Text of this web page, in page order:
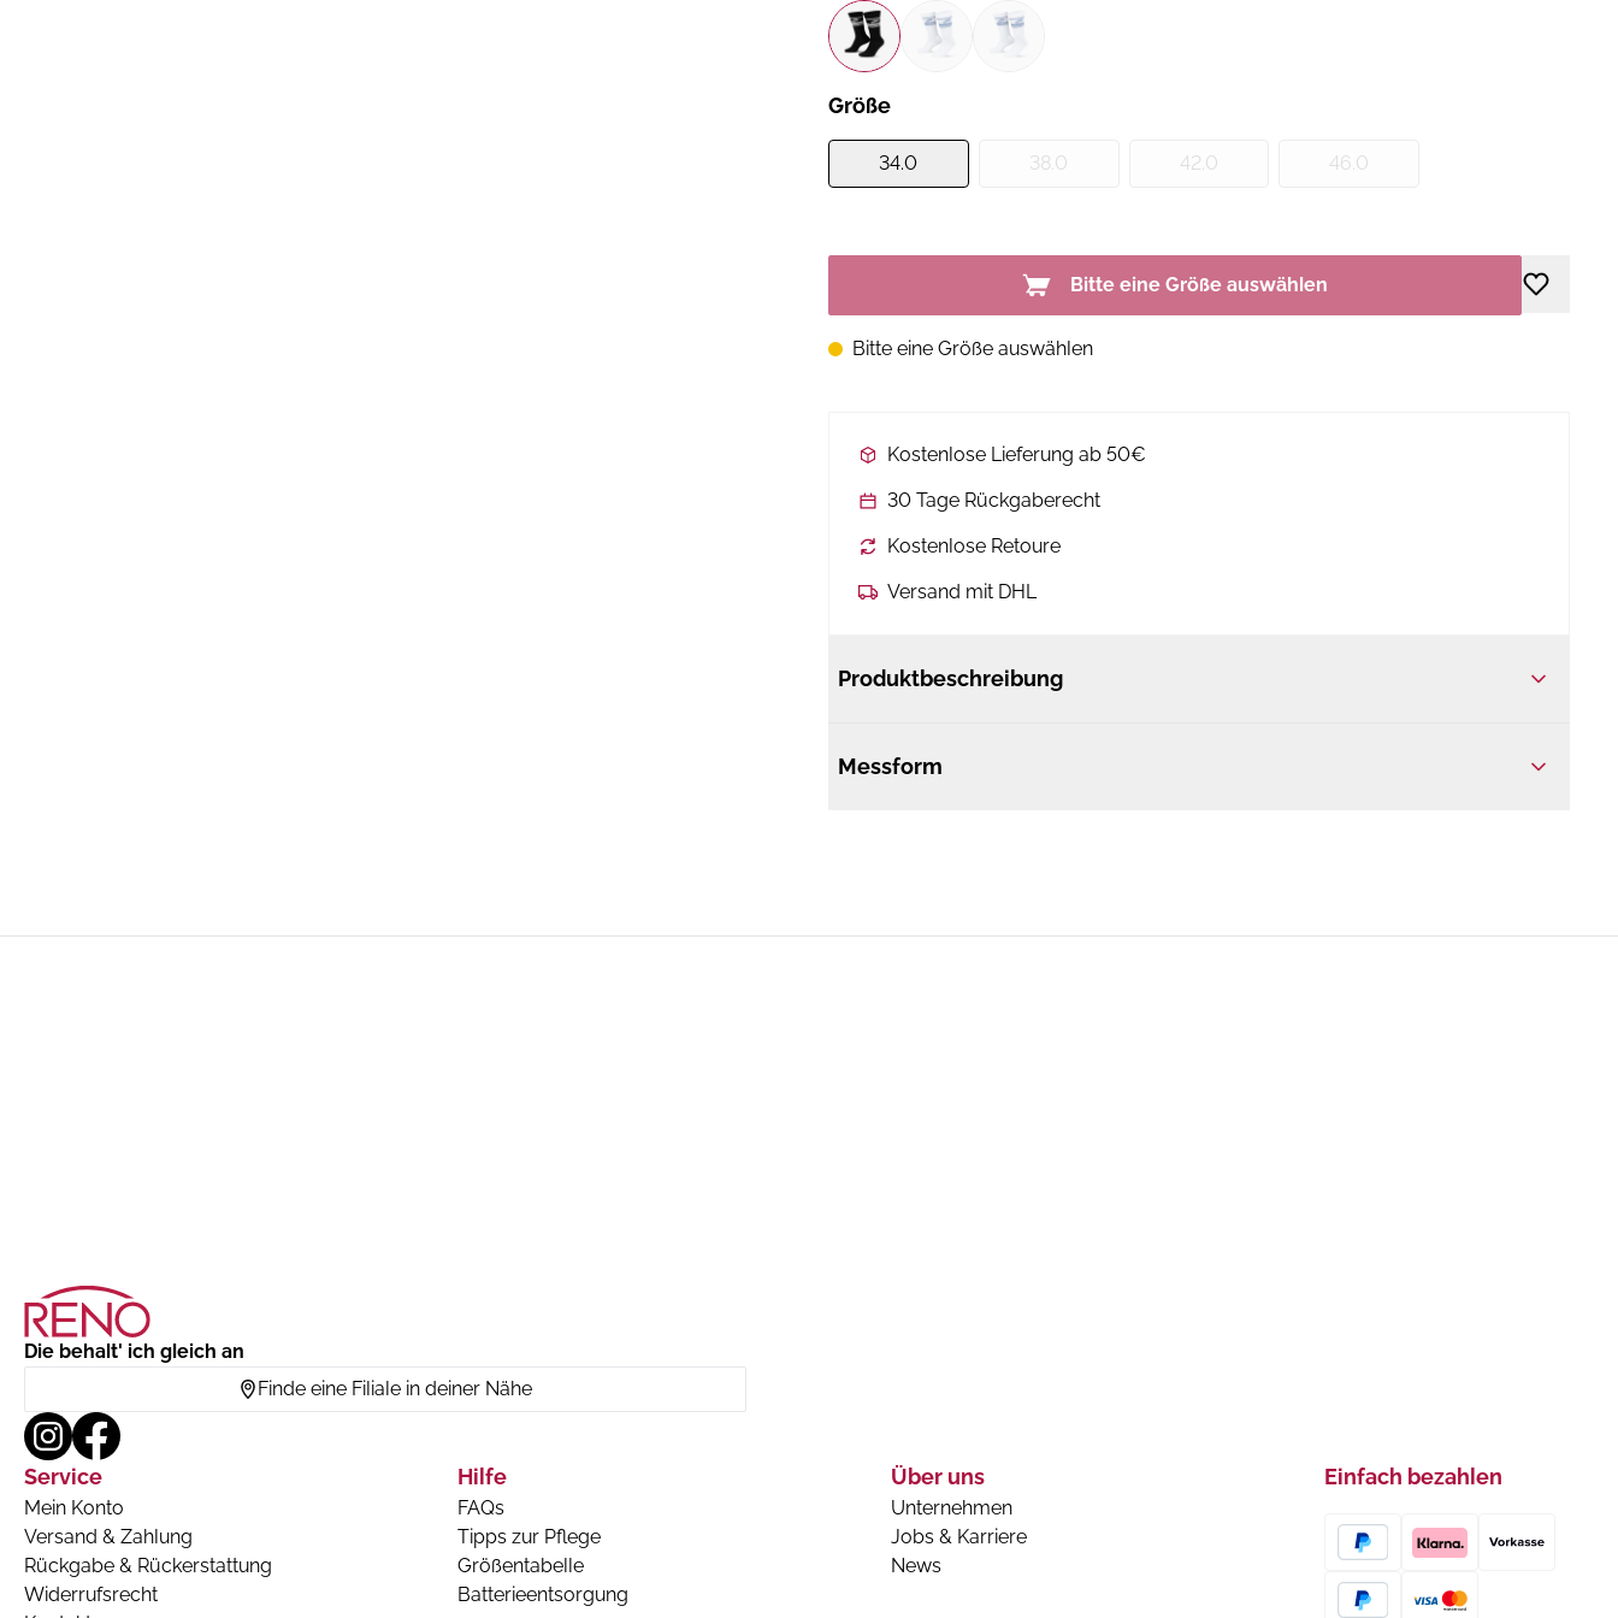
Größe
34.0 38.0 42.0 46.0
Bitte eine Größe auswählen
Bitte eine Größe auswählen
Kostenlose Lieferung ab 50€
30 Tage Rückgaberecht
Kostenlose Retoure
Versand mit DHL
Produktbeschreibung
Messform
Die behalt' ich gleich an
Finde eine Filiale in deiner Nähe
Service
Mein Konto
Versand & Zahlung
Rückgabe & Rückerstattung
Widerrufsrecht
Hilfe
FAQs
Tipps zur Pflege
Größentabelle
Batterieentsorgung
Über uns
Unternehmen
Jobs & Karriere
News
Einfach bezahlen